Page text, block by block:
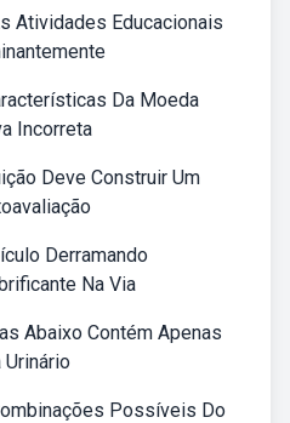
Atividades Educacionais
Da Moeda
Incorreta
Deve Construir Um
Derramando
Na Via
Abaixo Contém Apenas
Possíveis Do